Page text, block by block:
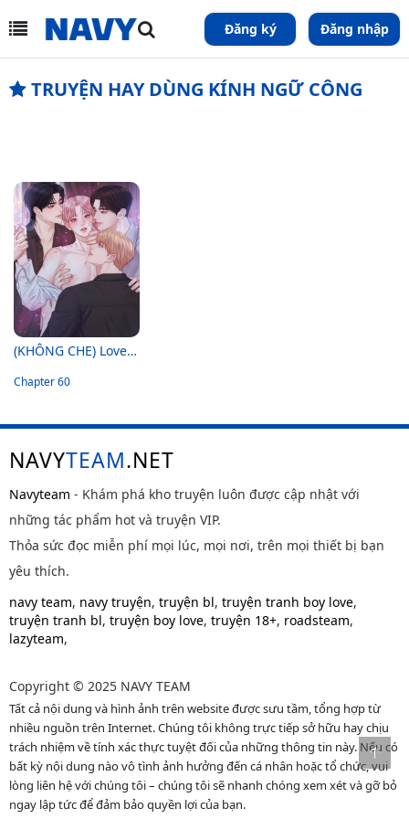
Đăng ký Đăng nhập
TRUYỆN HAY DÙNG KÍNH NGỮ CÔNG
(KHÔNG CHE) Love Remedy
Chapter 60
NAVYTEAM.NET
Navyteam - Khám phá kho truyện luôn được cập nhật với
những tác phẩm hot và truyện VIP.
Thỏa sức đọc miễn phí mọi lúc, mọi nơi, trên mọi thiết bị bạn
yêu thích.
navy team, navy truyện, truyện bl, truyện tranh boy love,
truyện tranh bl, truyện boy love, truyện 18+, roadsteam,
lazyteam,
Copyright © 2025 NAVY TEAM
Tất cả nội dung và hình ảnh trên website được sưu tầm, tổng hợp từ
nhiều nguồn trên Internet. Chúng tôi không trực tiếp sở hữu hay chịu
trách nhiệm về tính xác thực tuyệt đối của những thông tin này. Nếu có
bất kỳ nội dung nào vô tình ảnh hưởng đến cá nhân hoặc tổ chức, vui
lòng liên hệ với chúng tôi – chúng tôi sẽ nhanh chóng xem xét và gỡ bỏ
ngay lập tức để đảm bảo quyền lợi của bạn.